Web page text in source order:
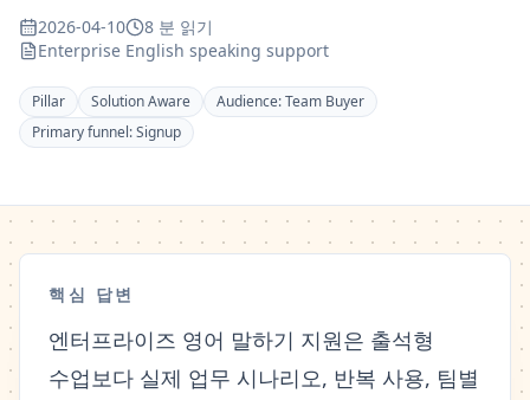
2026-04-10
8 분 읽기
Enterprise English speaking support
Pillar Solution Aware Audience:Team Buyer
Primary funnel:Signup
핵심 답변
엔터프라이즈 영어 말하기 지원은 출석형
수업보다 실제 업무 시나리오, 반복 사용, 팀별